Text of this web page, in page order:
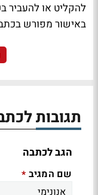
להקליט או להעביר
באישור מפורש
תגובות
הגב לכתבה
שם המגיב *